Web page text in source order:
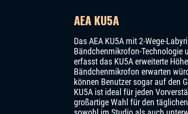
AEA KU5A
Das AEA KU5A mit 2-Wege-
Bändchenmikrofon-Technologie
erfasst das KU5A erweiterte
Bändchenmikrofon erwarten
können Benutzer sogar auf den
KU5A ist ideal für jeden
großartige Wahl für den